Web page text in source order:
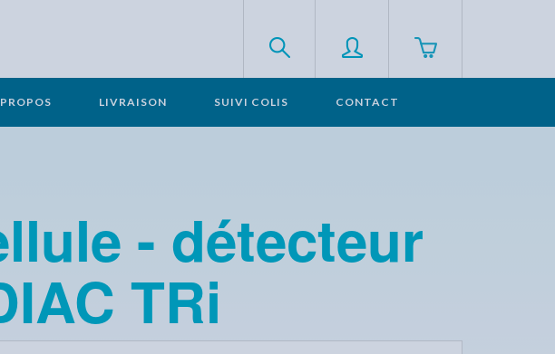
LIVRAISON SUIVI COLIS CONTACT
- détecteur
TRi